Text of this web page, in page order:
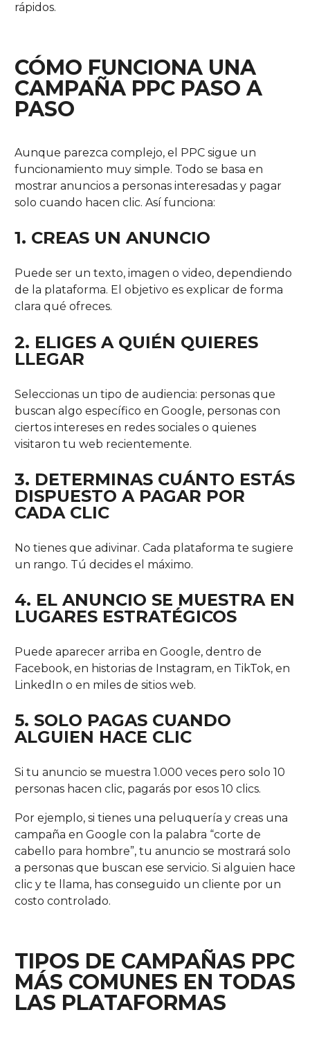
rápidos.
CÓMO FUNCIONA UNA
CAMPAÑA PPC PASO A
PASO
Aunque parezca complejo, el PPC sigue un
funcionamiento muy simple. Todo se basa en
mostrar anuncios a personas interesadas y pagar
solo cuando hacen clic. Así funciona:
1. CREAS UN ANUNCIO
Puede ser un texto, imagen o video, dependiendo
de la plataforma. El objetivo es explicar de forma
clara qué ofreces.
2. ELIGES A QUIÉN QUIERES
LLEGAR
Seleccionas un tipo de audiencia: personas que
buscan algo específico en Google, personas con
ciertos intereses en redes sociales o quienes
visitaron tu web recientemente.
3. DETERMINAS CUÁNTO ESTÁS
DISPUESTO A PAGAR POR
CADA CLIC
No tienes que adivinar. Cada plataforma te sugiere
un rango. Tú decides el máximo.
4. EL ANUNCIO SE MUESTRA EN
LUGARES ESTRATÉGICOS
Puede aparecer arriba en Google, dentro de
Facebook, en historias de Instagram, en TikTok, en
LinkedIn o en miles de sitios web.
5. SOLO PAGAS CUANDO
ALGUIEN HACE CLIC
Si tu anuncio se muestra 1.000 veces pero solo 10
personas hacen clic, pagarás por esos 10 clics.
Por ejemplo, si tienes una peluquería y creas una
campaña en Google con la palabra “corte de
cabello para hombre”, tu anuncio se mostrará solo
a personas que buscan ese servicio. Si alguien hace
clic y te llama, has conseguido un cliente por un
costo controlado.
TIPOS DE CAMPAÑAS PPC
MÁS COMUNES EN TODAS
LAS PLATAFORMAS